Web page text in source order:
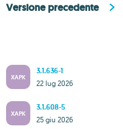
Versione precedente
XAPK
3.1.636-1
22 lug 2026
XAPK
3.1.608-5
25 giu 2026